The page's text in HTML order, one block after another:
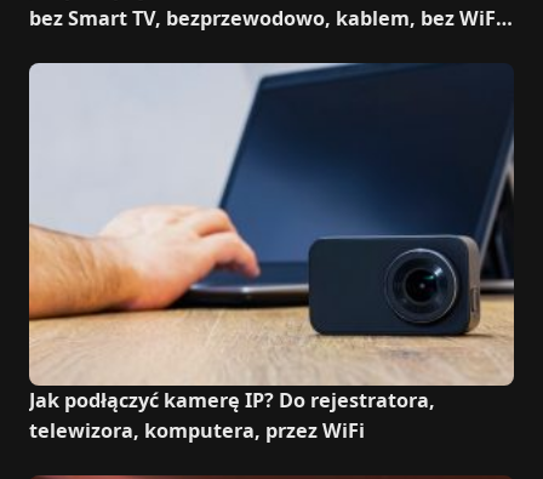
bez Smart TV, bezprzewodowo, kablem, bez WiFi,
Jak podłączyć kamerę IP? Do rejestratora,
telewizora, komputera, przez WiFi